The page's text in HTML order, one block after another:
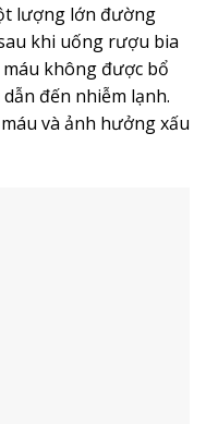
lượng lớn đường
khi uống rượu bia
không được bổ
đến nhiễm lạnh.
và ảnh hưởng xấu